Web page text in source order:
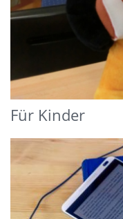
Für Kinder